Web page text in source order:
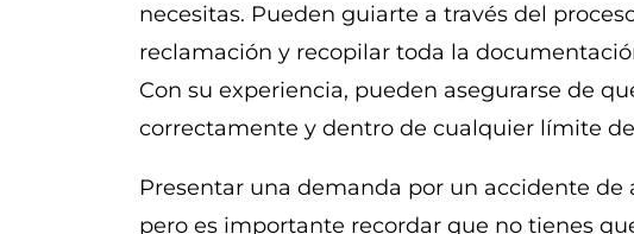
necesitas. Pueden guiarte a través del
reclamación y recopilar toda la
Con su experiencia, pueden asegurarse de
correctamente y dentro de cualquier límite
Presentar una demanda por un accidente
pero es importante recordar que no tienes